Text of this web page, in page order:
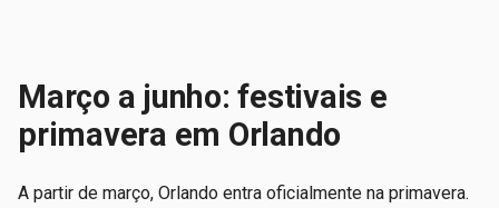
Março a junho: festivais e
primavera em Orlando
A partir de março, Orlando entra oficialmente na primavera.